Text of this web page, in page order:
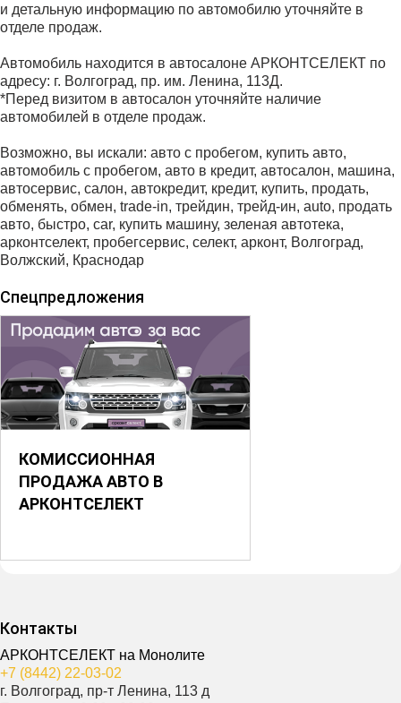
и детальную информацию по автомобилю уточняйте в
отделе продаж.
Автомобиль находится в автосалоне АРКОНТСЕЛЕКТ по
адресу: г. Волгоград, пр. им. Ленина, 113Д.
*Перед визитом в автосалон уточняйте наличие
автомобилей в отделе продаж.
Возможно, вы искали: авто с пробегом, купить авто,
автомобиль с пробегом, авто в кредит, автосалон, машина,
автосервис, салон, автокредит, кредит, купить, продать,
обменять, обмен, trаdе-in, трейдин, трейд-ин, аutо, продать
авто, быстро, саr, купить машину, зеленая автотека,
арконтселект, пробегсервис, селект, арконт, Волгоград,
Волжский, Краснодар
Спецпредложения
КОМИССИОННАЯ
ПРОДАЖА АВТО В
АРКОНТСЕЛЕКТ
Контакты
АРКОНТСЕЛЕКТ на Монолите
+7 (8442) 22-03-02
г. Волгоград, пр-т Ленина, 113 д